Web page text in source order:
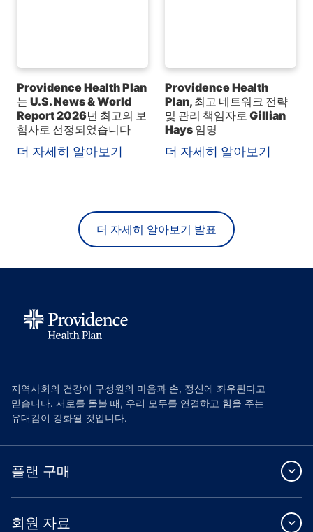
Providence Health Plan
는 U.S. News & World
Report 2026년 최고의 보
험사로 선정되었습니다
더 자세히 알아보기
Providence Health
Plan, 최고 네트워크 전략
및 관리 책임자로 Gillian
Hays 임명
더 자세히 알아보기
더 자세히 알아보기 발표
지역사회의 건강이 구성원의 마음과 손, 정신에 좌우된다고
믿습니다. 서로를 돌볼 때, 우리 모두를 연결하고 힘을 주는
유대감이 강화될 것입니다.
플랜 구매
회원 자료